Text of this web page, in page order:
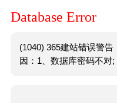
Database Error
(1040) 365建站错误警
因：1、数据库密码不对;